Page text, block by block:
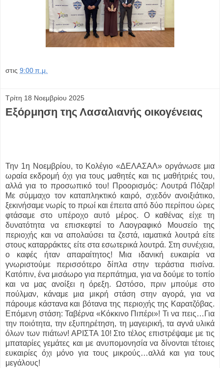
στις 9:00 π.μ.
Τρίτη 18 Νοεμβρίου 2025
Εξόρμηση της Λασαλιανής οικογένειας
Την 1η Νοεμβρίου, το Κολέγιο «ΔΕΛΑΣΑΛ» οργάνωσε μια
ωραία εκδρομή όχι για τους μαθητές και τις μαθήτριές του,
αλλά για το προσωπικό του! Προορισμός: Λουτρά Πόζαρ!
Με σύμμαχο τον καταπληκτικό καιρό, σχεδόν ανοιξιάτικο,
ξεκινήσαμε νωρίς το πρωί και έπειτα από δύο περίπου ώρες
φτάσαμε στο υπέροχο αυτό μέρος. Ο καθένας είχε τη
δυνατότητα να επισκεφτεί το Λαογραφικό Μουσείο της
περιοχής και να απολαύσει τα ζεστά, ιαματικά λουτρά είτε
στους καταρράκτες είτε στα εσωτερικά λουτρά. Στη συνέχεια,
ο καφές ήταν απαραίτητος! Μια ιδανική ευκαιρία να
γνωριστούμε περισσότερο δίπλα στην τεράστια πισίνα.
Κατόπιν, ένα μισάωρο για περπάτημα, για να δούμε το τοπίο
και να μας ανοίξει η όρεξη. Ωστόσο, πριν μπούμε στο
πούλμαν, κάναμε μια μικρή στάση στην αγορά, για να
πάρουμε κάστανα και βότανα της περιοχής της Καρατζόβας.
Επόμενη στάση: Ταβέρνα «Κόκκινο Πιπέρι»! Τι να πεις…Για
την ποιότητα, την εξυπηρέτηση, τη μαγειρική, τα αγνά υλικά
όλων των πιάτων! ΑΡΙΣΤΑ 10! Στο τέλος επιστρέψαμε με τις
μπαταρίες γεμάτες και με ανυπομονησία να δίνονται τέτοιες
ευκαιρίες όχι μόνο για τους μικρούς…αλλά και για τους
μεγάλους!